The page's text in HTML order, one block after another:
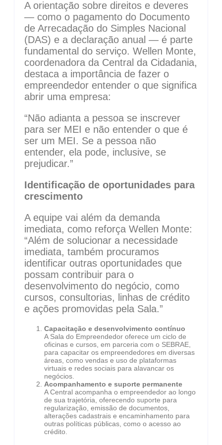
A orientação sobre direitos e deveres
— como o pagamento do Documento
de Arrecadação do Simples Nacional
(DAS) e a declaração anual — é parte
fundamental do serviço. Wellen Monte,
coordenadora da Central da Cidadania,
destaca a importância de fazer o
empreendedor entender o que significa
abrir uma empresa:
“Não adianta a pessoa se inscrever
para ser MEI e não entender o que é
ser um MEI. Se a pessoa não
entender, ela pode, inclusive, se
prejudicar.”
Identificação de oportunidades para
crescimento
A equipe vai além da demanda
imediata, como reforça Wellen Monte:
“Além de solucionar a necessidade
imediata, também procuramos
identificar outras oportunidades que
possam contribuir para o
desenvolvimento do negócio, como
cursos, consultorias, linhas de crédito
e ações promovidas pela Sala.”
Capacitação e desenvolvimento contínuo
A Sala do Empreendedor oferece um ciclo de
oficinas e cursos, em parceria com o SEBRAE,
para capacitar os empreendedores em diversas
áreas, como vendas e uso de plataformas
virtuais e redes sociais para alavancar os
negócios.
Acompanhamento e suporte permanente
A Central acompanha o empreendedor ao longo
de sua trajetória, oferecendo suporte para
regularização, emissão de documentos,
alterações cadastrais e encaminhamento para
outras políticas públicas, como o acesso ao
crédito.